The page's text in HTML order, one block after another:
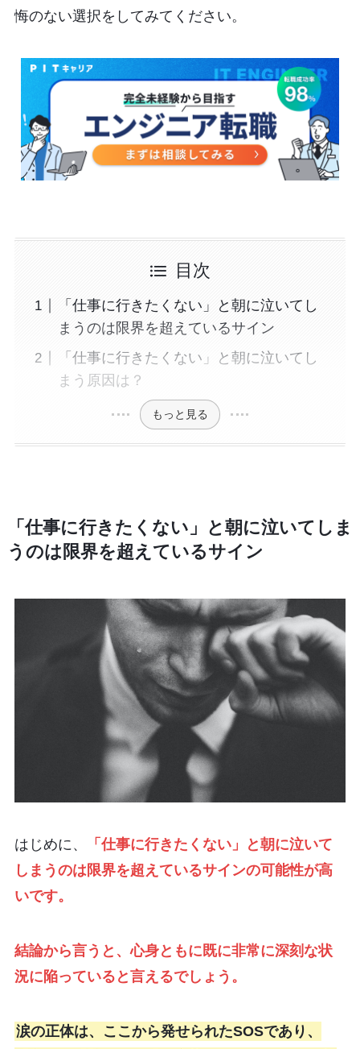
悔のない選択をしてみてください。
目次
「仕事に行きたくない」と朝に泣いてし
まうのは限界を超えているサイン
「仕事に行きたくない」と朝に泣いてし
まう原因は？
もっと見る
「仕事に行きたくない」と朝に泣いてしま
うのは限界を超えているサイン
はじめに、
「仕事に行きたくない」と朝に泣いて
しまうのは限界を超えているサインの可能性が高
いです。
結論から言うと、心身ともに既に非常に深刻な状
況に陥っていると言えるでしょう。
涙の正体は、ここから発せられたSOSであり、